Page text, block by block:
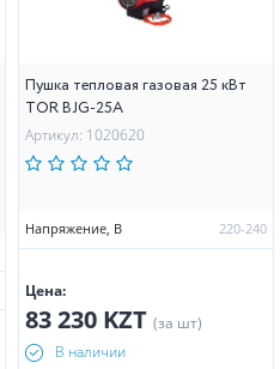
Пушка тепловая газовая 25 кВт
TOR BJG-25A
Артикул: 1020620
Напряжение, В 220-240
Цена:
83 230 KZT (за шт)
В наличии